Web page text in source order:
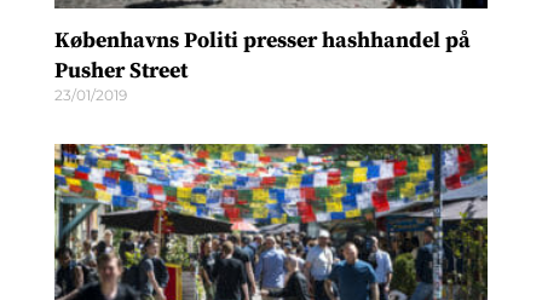
Københavns Politi presser hashhandel på
Pusher Street
23/01/2019